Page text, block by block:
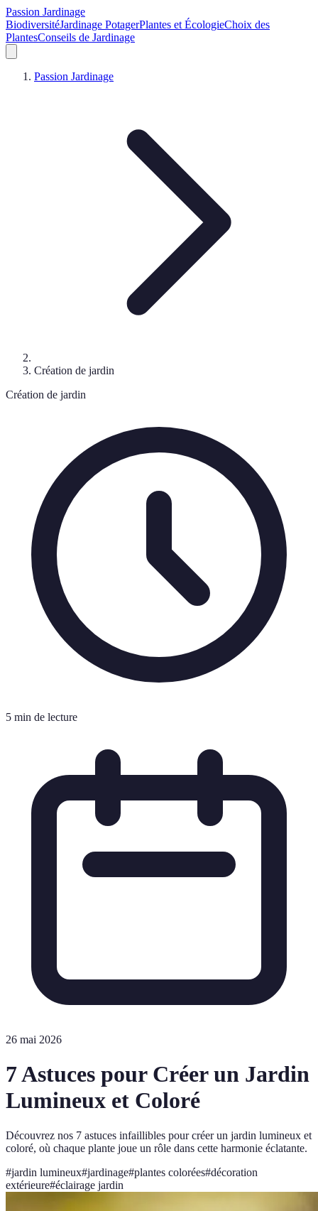
Passion Jardinage
BiodiversitéJardinage PotagerPlantes et ÉcologieChoix des
PlantesConseils de Jardinage
Passion Jardinage
Création de jardin
Création de jardin
5 min de lecture
26 mai 2026
7 Astuces pour Créer un Jardin
Lumineux et Coloré
Découvrez nos 7 astuces infaillibles pour créer un jardin lumineux et
coloré, où chaque plante joue un rôle dans cette harmonie éclatante.
#jardin lumineux#jardinage#plantes colorées#décoration
extérieure#éclairage jardin